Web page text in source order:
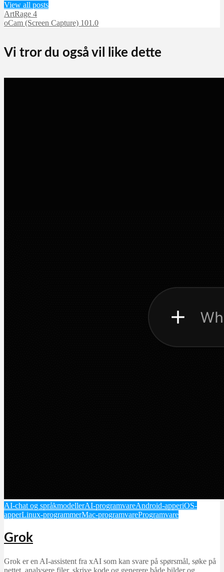
View all posts
ArtRage 4
oCam (Screen Capture) 101.0
Vi tror du også vil like dette
AI-chat og språkmodellerAI-programvareAndroid-apperiOS-
apperLinux-programmerMac-programvareProgramvare
Grok
Grok er en AI‑assistent fra xAI som kan svare på spørsmål, søke på
nettet, analysere filer, skrive kode og generere både bilder og